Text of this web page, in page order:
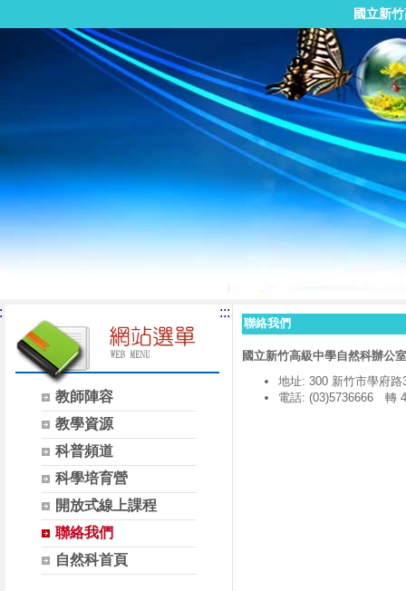
國立新
教師陣容
教學資源
科普頻道
科學培育營
開放式線上課程
聯絡我們
自然科首頁
:::
聯絡我們
國立新竹高級中學自然科辦公室
地址: 300 新竹市學府路
電話: (03)5736666 轉